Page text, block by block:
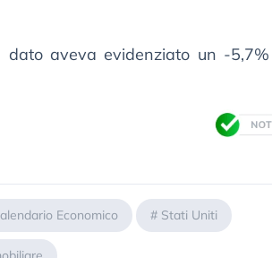
dato aveva evidenziato un -
Economico # Stati Uniti